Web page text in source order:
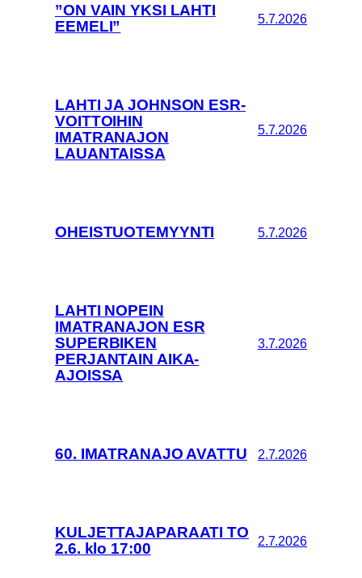
”ON VAIN YKSI LAHTI
EEMELI”
5.7.2026
LAHTI JA JOHNSON ESR-
VOITTOIHIN
IMATRANAJON
LAUANTAISSA
5.7.2026
OHEISTUOTEMYYNTI 5.7.2026
LAHTI NOPEIN
IMATRANAJON ESR
SUPERBIKEN
PERJANTAIN AIKA-
AJOISSA
3.7.2026
60. IMATRANAJO AVATTU 2.7.2026
KULJETTAJAPARAATI TO
2.6. klo 17:00
2.7.2026